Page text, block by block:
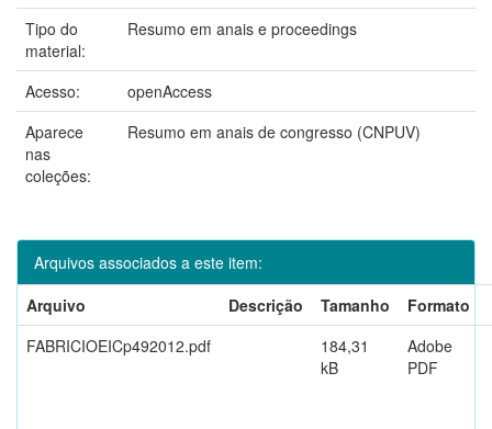
Tipo do
material:
Resumo em anais e proceedings
Acesso:
openAccess
Aparece
nas
coleções:
Resumo em anais de congresso (CNPUV)
Arquivos associados a este item:
Arquivo
Descrição Tamanho
Formato
FABRICIOEICp492012.pdf
184,31
kB
Adobe
PDF